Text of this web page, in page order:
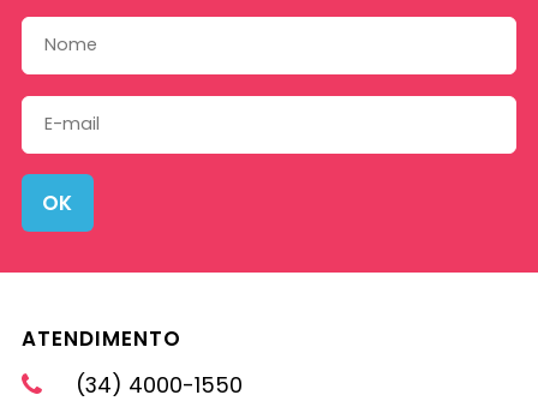
OK
ATENDIMENTO
(34) 4000-1550